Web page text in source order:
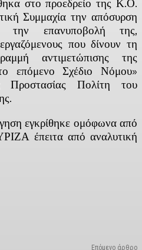
στο προεδρείο της Κ.Ο.
Συμμαχία την απόσυρση
την επανυποβολή της,
που δίνουν τη
αντιμετώπισης της
επόμενο Σχέδιο Νόμου»
Προστασίας Πολίτη του
εγκρίθηκε ομόφωνα από
έπειτα από αναλυτική
Επόμενο άρθρο